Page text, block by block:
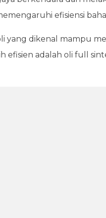
efisiensi
yang dikenal mampu
efisien adalah oli full